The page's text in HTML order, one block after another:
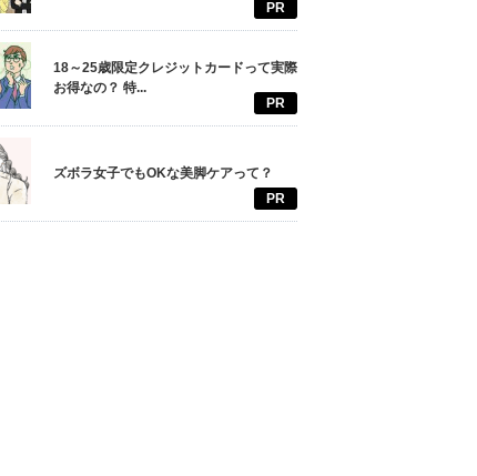
PR
18～25歳限定クレジットカードって実際
お得なの？ 特...
PR
ズボラ女子でもOKな美脚ケアって？
PR